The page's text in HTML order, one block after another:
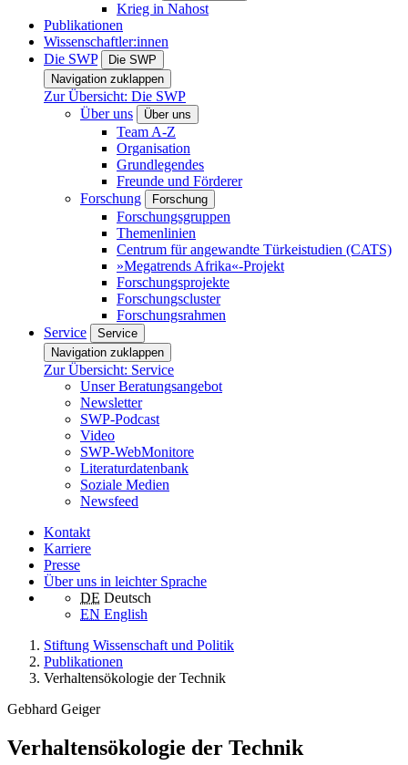
Krieg in Nahost
Publikationen
Wissenschaftler:innen
Die SWP
Die SWP
Navigation zuklappen
Zur Übersicht: Die SWP
Über uns
Über uns
Team A-Z
Organisation
Grundlegendes
Freunde und Förderer
Forschung
Forschung
Forschungsgruppen
Themenlinien
Centrum für angewandte Türkeistudien (CATS)
»Megatrends Afrika«-Projekt
Forschungsprojekte
Forschungscluster
Forschungsrahmen
Service
Service
Navigation zuklappen
Zur Übersicht: Service
Unser Beratungsangebot
Newsletter
SWP-Podcast
Video
SWP-WebMonitore
Literaturdatenbank
Soziale Medien
Newsfeed
Kontakt
Karriere
Presse
Über uns in leichter Sprache
DE Deutsch
EN English
Stiftung Wissenschaft und Politik
Publikationen
Verhaltensökologie der Technik
Gebhard Geiger
Verhaltensökologie der Technik